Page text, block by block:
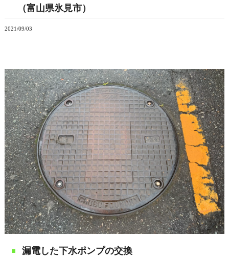
（富山県氷見市）
2021/09/03
漏電した下水ポンプの交換